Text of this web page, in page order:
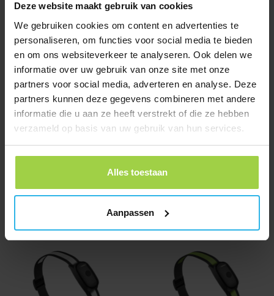
Deze website maakt gebruik van cookies
We gebruiken cookies om content en advertenties te
personaliseren, om functies voor social media te bieden
en om ons websiteverkeer te analyseren. Ook delen we
informatie over uw gebruik van onze site met onze
partners voor social media, adverteren en analyse. Deze
partners kunnen deze gegevens combineren met andere
informatie die u aan ze heeft verstrekt of die ze hebben
verzameld op basis van uw gebruik van hun services.
Alles toestaan
Aanpassen
9,87
Spotter
€4,91